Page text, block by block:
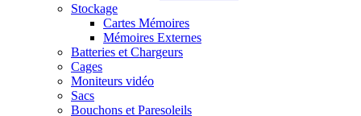
Stockage
Cartes Mémoires
Mémoires Externes
Batteries et Chargeurs
Cages
Moniteurs vidéo
Sacs
Bouchons et Paresoleils